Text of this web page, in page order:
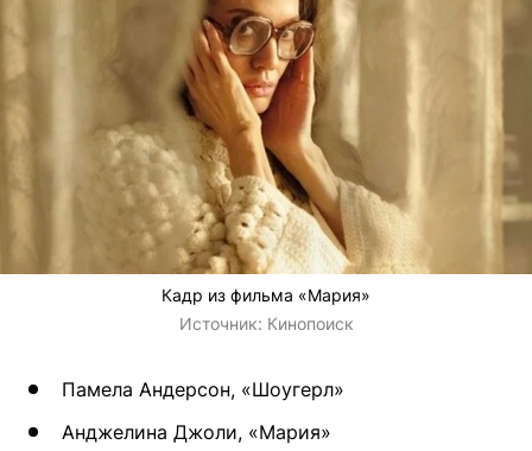
Кадр из фильма «Мария»
Источник: Кинопоиск
Памела Андерсон, «Шоугерл»
Анджелина Джоли, «Мария»